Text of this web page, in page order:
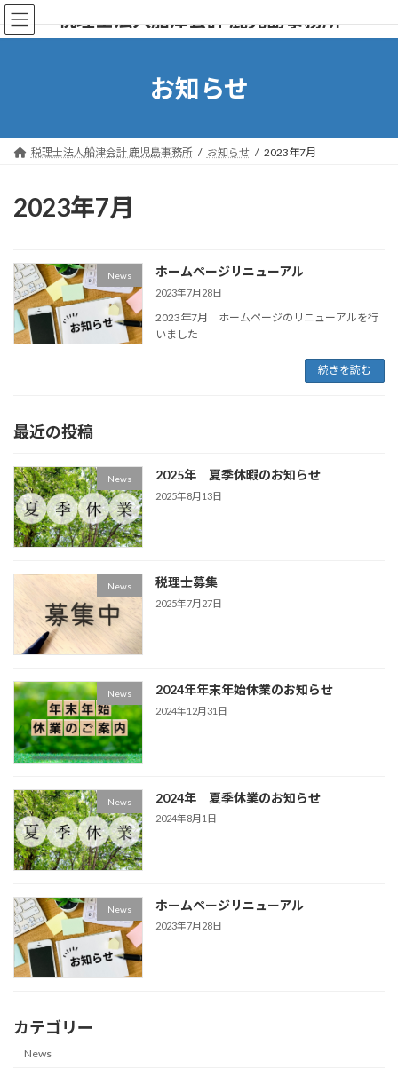
コ
ン
ナ
ビ
税理士法人船津会計 鹿児島事務所
お知らせ
税理士法人船津会計 鹿児島事務所 お知らせ 2023年7月
2023年7月
News ホームページリニューアル
2023年7月28日
2023年7月 ホームページのリニューアルを行
いました
続きを読む
最近の投稿
News 2025年 夏季休暇のお知らせ
2025年8月13日
News 税理士募集
2025年7月27日
News 2024年年末年始休業のお知らせ
2024年12月31日
News 2024年 夏季休業のお知らせ
2024年8月1日
News ホームページリニューアル
2023年7月28日
カテゴリー
News